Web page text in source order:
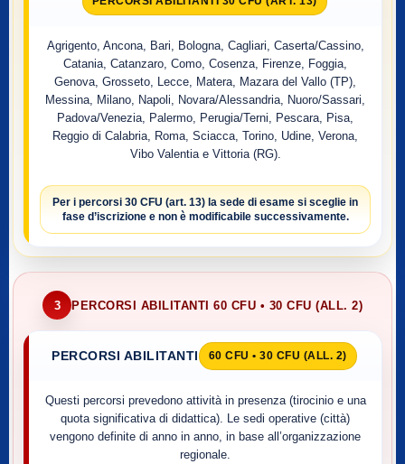
Agrigento, Ancona, Bari, Bologna, Cagliari, Caserta/Cassino,
Catania, Catanzaro, Como, Cosenza, Firenze, Foggia,
Genova, Grosseto, Lecce, Matera, Mazara del Vallo (TP),
Messina, Milano, Napoli, Novara/Alessandria, Nuoro/Sassari,
Padova/Venezia, Palermo, Perugia/Terni, Pescara, Pisa,
Reggio di Calabria, Roma, Sciacca, Torino, Udine, Verona,
Vibo Valentia e Vittoria (RG).
Per i percorsi 30 CFU (art. 13) la sede di esame si sceglie in
fase d’iscrizionee non è modificabile successivamente.
3 PERCORSI ABILITANTI 60 CFU • 30 CFU (ALL. 2)
PERCORSI ABILITANTI 60 CFU • 30 CFU (ALL. 2)
Questi percorsi prevedono attività in presenza (tirocinio e una
quota significativa di didattica). Le sedi operative (città)
vengono definite di anno in anno, in base all’organizzazione
regionale.